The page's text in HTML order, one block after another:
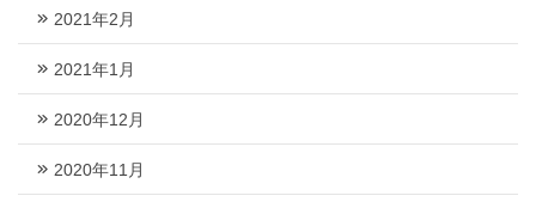
2021年2月
2021年1月
2020年12月
2020年11月